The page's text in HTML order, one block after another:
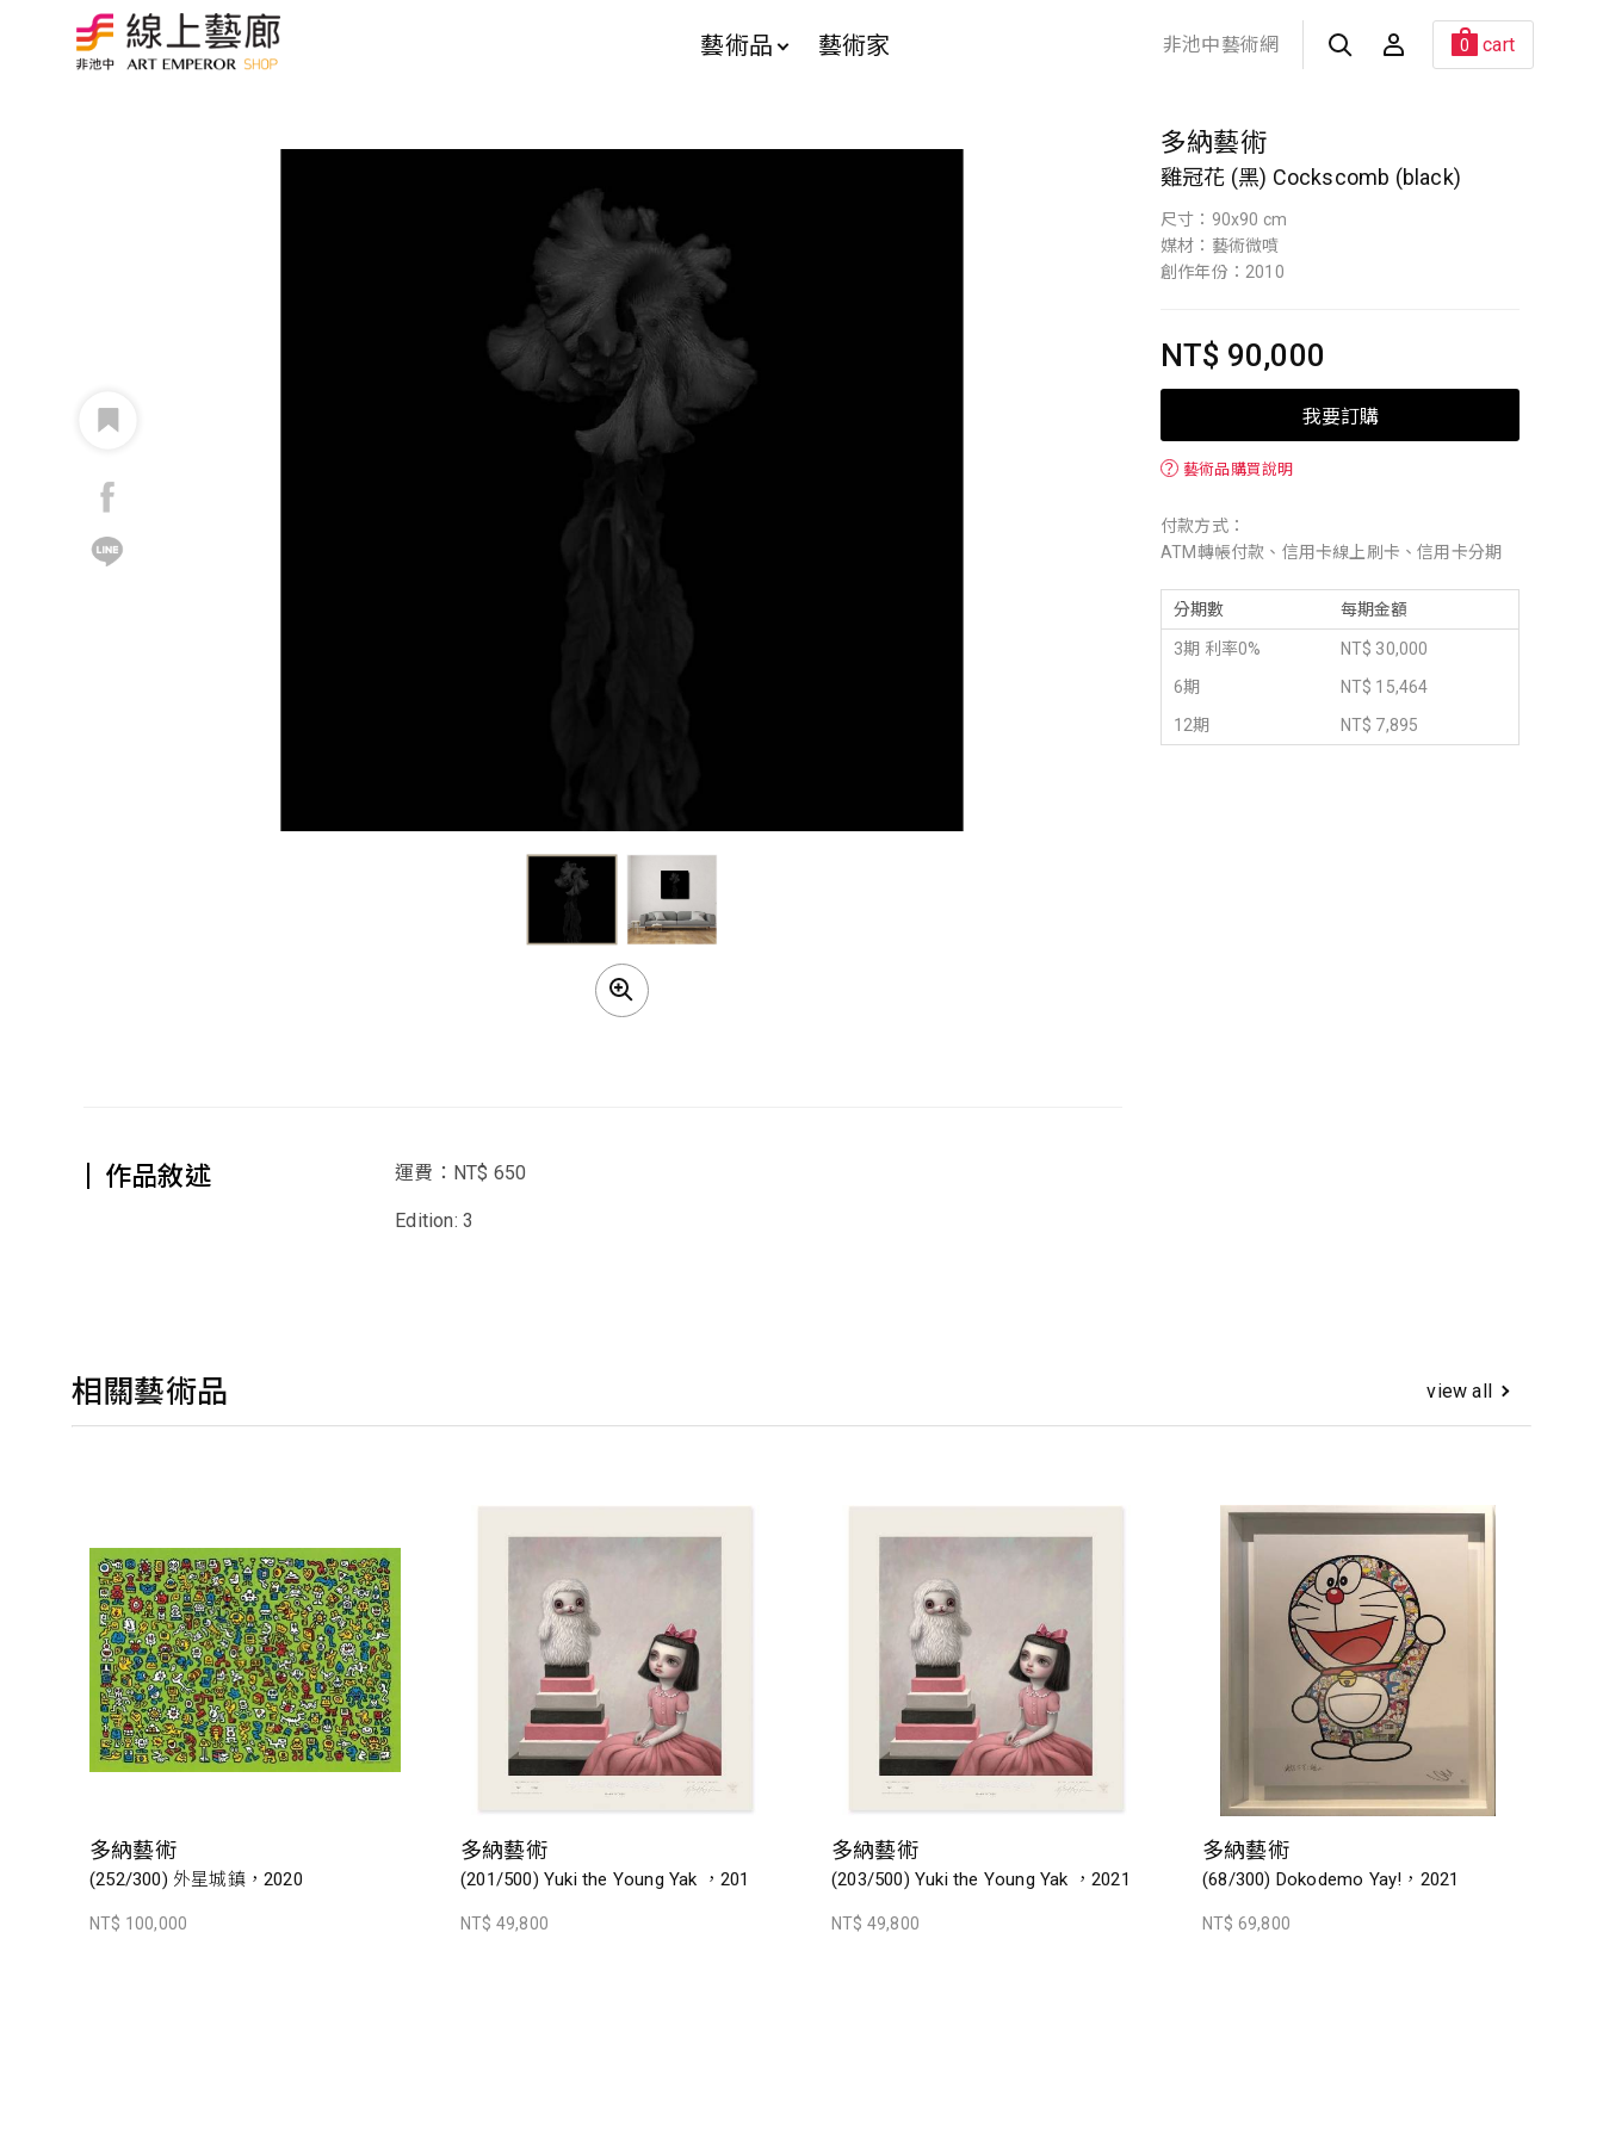
藝術品 藝術家 非池中藝術網 0 cart
多納藝術
雞冠花 (黑) Cockscomb (black)
尺寸：90x90 cm
媒材：藝術微噴
創作年份：2010
NT$ 90,000
我要訂購
？ 藝術品購買說明
付款方式：
ATM轉帳付款、信用卡線上刷卡、信用卡分期
分期數 每期金額
3期 利率0%
NT$ 30,000
6期
NT$ 15,464
12期
NT$ 7,895
作品敘述 運費：NT$ 650
Edition: 3
相關藝術品 view all
多納藝術
(252/300) 外星城鎮，2020
NT$ 100,000
多納藝術
(201/500) Yuki the Young Yak ，201
NT$ 49,800
多納藝術
(203/500) Yuki the Young Yak ，2021
NT$ 49,800
多納藝術
(68/300) Dokodemo Yay!，2021
NT$ 69,800